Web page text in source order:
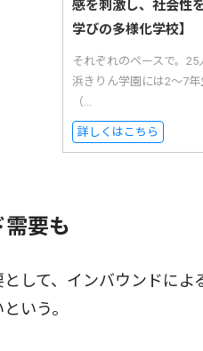
感を刺激し、社会性
学びの多様化学校】
それぞれのペースで。
浜きりん学園には2〜7
（...
詳しくはこちら
要も
して、インバウンドによ
いう。